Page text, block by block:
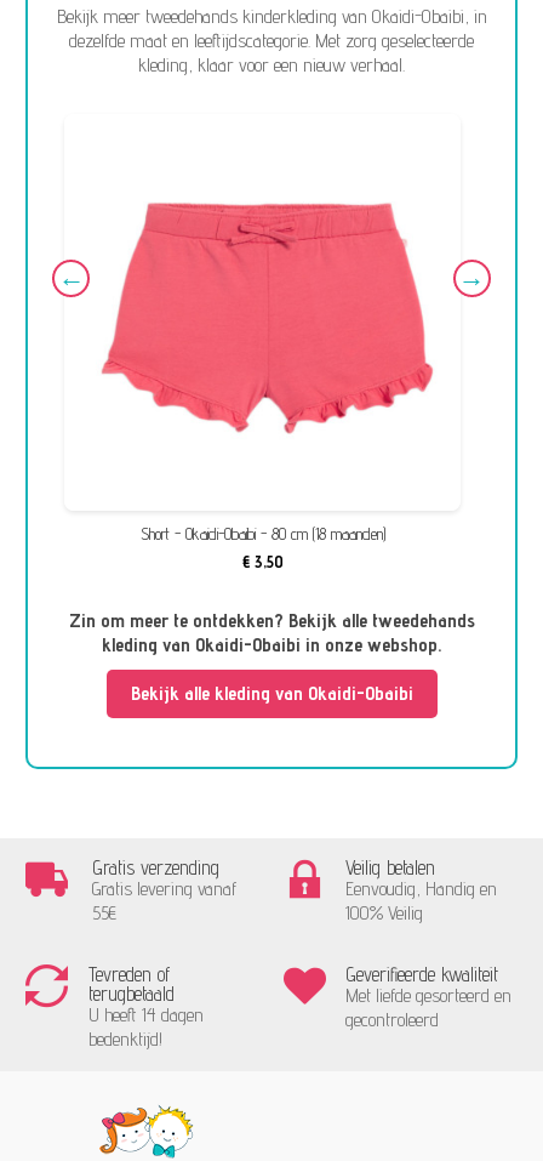
Bekijk meer tweedehands kinderkleding van Okaidi-Obaibi, in
dezelfde maat en leeftijdscategorie. Met zorg geselecteerde
kleding, klaar voor een nieuw verhaal.
Short - Okaidi-Obaibi - 80 cm (18 maanden)
€ 3,50
Zin om meer te ontdekken? Bekijk alle tweedehands
kleding van Okaidi-Obaibi in onze webshop.
Bekijk alle kleding van Okaidi-Obaibi
Gratis verzending
Gratis levering vanaf
55€
Veilig betalen
Eenvoudig, Handig en
100% Veilig
Tevreden of
terugbetaald
U heeft 14 dagen
bedenktijd!
Geverifieerde kwaliteit
Met liefde gesorteerd en
gecontroleerd